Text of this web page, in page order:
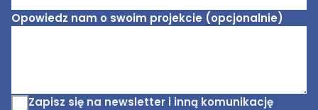
Opowiedz nam o swoim projekcie (opcjonalnie)
Zapisz się na newsletter i inną komunikację